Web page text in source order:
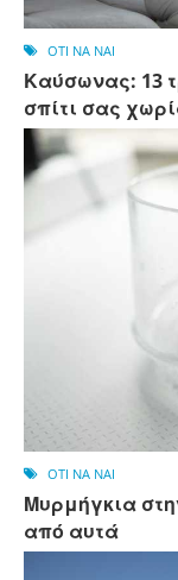
OTI NA NAI
Καύσωνας: 13
σπίτι σας
OTI NA NAI
Μυρμήγκια
από αυτά